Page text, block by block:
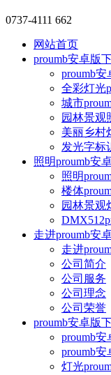
0737-4111 662
网站首页
proumb安卓版
proumb
全彩灯光
城市
园林景观
美丽乡村
发光字标
照明proumb安
照明
楼体
园林景观
走进proumb安
走进
公司简介
公司服务
公司理念
公司荣誉
proumb安卓版
proumb
proumb
灯光